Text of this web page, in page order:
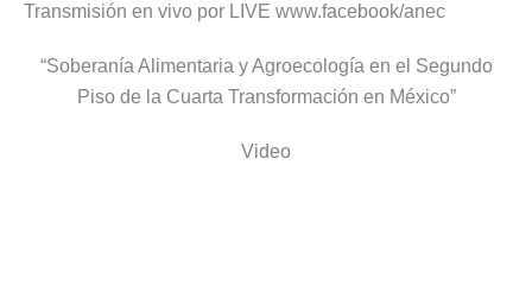
Transmisión en vivo por LIVE www.facebook/anec
“Soberanía Alimentaria y Agroecología en el Segundo
Piso de la Cuarta Transformación en México”
Video